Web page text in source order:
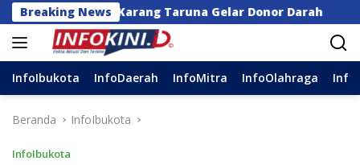
Langsung
ke
konten
Breaking News
dan Karang Taruna Gelar Donor Darah Anggota
InfoIbukota InfoDaerah InfoMitra InfoOlahraga
Beranda InfoIbukota
InfoIbukota